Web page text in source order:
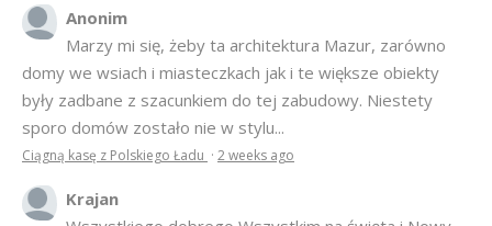
Anonim
Marzy mi się, żeby ta architektura Mazur, zarówno
domy we wsiach i miasteczkach jak i te większe obiekty
były zadbane z szacunkiem do tej zabudowy. Niestety
sporo domów zostało nie w stylu...
Ciągną kasę z Polskiego Ładu · 2 weeks ago
Krajan